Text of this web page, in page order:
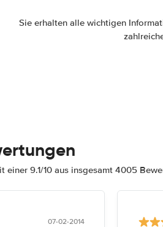
Sie erhalten alle wichtigen
einer 9.1/10 aus insgesamt 4005
07-02-2014